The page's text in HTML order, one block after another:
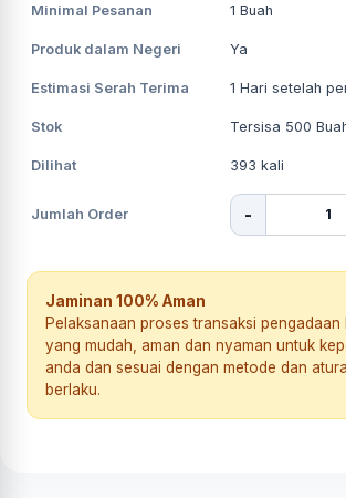
Minimal Pesanan 1 Buah
Produk dalam Negeri Ya
Estimasi Serah Terima 1 Hari setelah
Stok Tersisa 500
Dilihat 393 kali
Jumlah Order -
Jaminan 100% Aman
Pelaksanaan proses transaksi pengadaan
yang mudah, aman dan nyaman untuk
anda dan sesuai dengan metode dan
berlaku.